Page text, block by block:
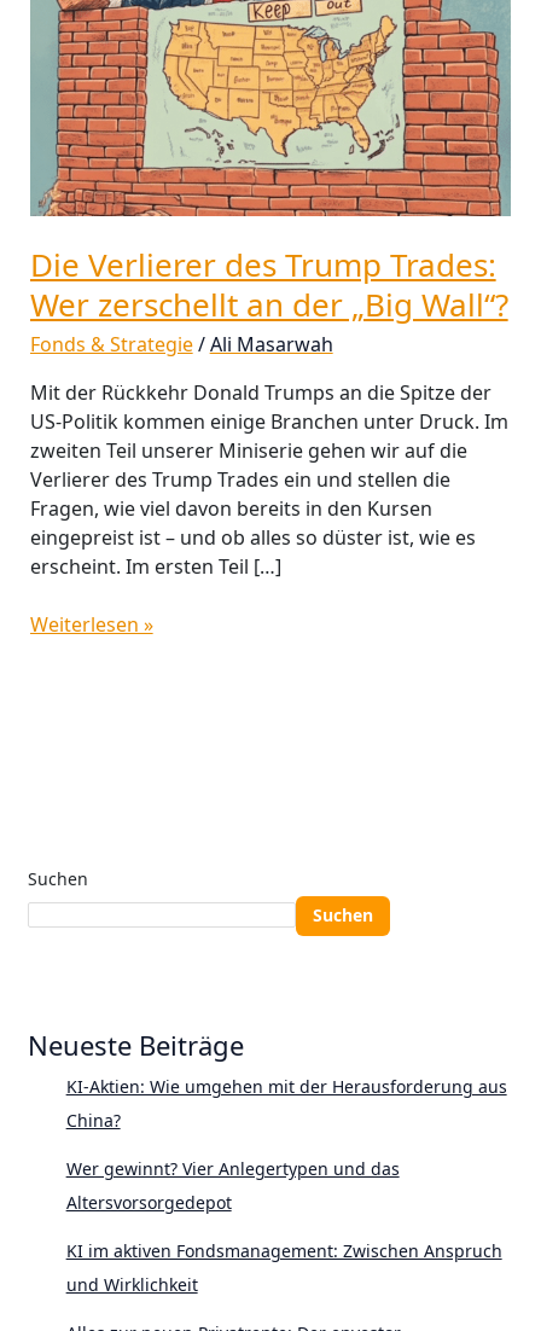
Die Verlierer des Trump Trades:
Wer zerschellt an der „Big Wall“?
Fonds & Strategie/Ali Masarwah
Mit der Rückkehr Donald Trumps an die Spitze der
US-Politik kommen einige Branchen unter Druck. Im
zweiten Teil unserer Miniserie gehen wir auf die
Verlierer des Trump Trades ein und stellen die
Fragen, wie viel davon bereits in den Kursen
eingepreist ist – und ob alles so düster ist, wie es
erscheint. Im ersten Teil […]
zerschellt
der
„Big
Wall“?
Weiterlesen »
Suchen
Suchen
Neueste Beiträge
KI-Aktien: Wie umgehen mit der Herausforderung aus
China?
Wer gewinnt? Vier Anlegertypen und das
Altersvorsorgedepot
KI im aktiven Fondsmanagement: Zwischen Anspruch
und Wirklichkeit